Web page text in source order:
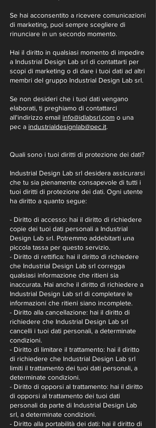
Se hai acconsentito a ricevere comunicazioni
di marketing, puoi sempre scegliere di
rinunciare in un secondo momento.
Hai il diritto in qualsiasi momento di impedire
a Industrial Design Lab srl di contattarti per
scopi di marketing o di dare i tuoi dati ad altri
membri del gruppo Industrial Design Lab srl.
Se non desideri che i tuoi dati vengano
elaborati, ti preghiamo di contattarci
all'indirizzo email info@idlabsrl.com o una
pec a industrialdesignlab@pec.it.
Quali sono i tuoi diritti di protezione dei dati?
Industrial Design Lab srl desidera assicurarsi
che tu sia pienamente consapevole di tutti i
tuoi diritti di protezione dei dati. Ogni utente
ha diritto a quanto segue:
- Diritto di accesso: hai il diritto di richiedere
copie dei tuoi dati personali a Industrial
Design Lab srl. Potremmo addebitarti una
piccola tassa per questo servizio.
- Diritto di rettifica: hai il diritto di richiedere
che Industrial Design Lab srl corregga
qualsiasi informazione che ritieni sia
inaccurata. Hai anche il diritto di richiedere a
Industrial Design Lab srl di completare le
informazioni che ritieni siano incomplete.
- Diritto alla cancellazione: hai il diritto di
richiedere che Industrial Design Lab srl
cancelli i tuoi dati personali, a determinate
condizioni.
- Diritto di limitare il trattamento: hai il diritto
di richiedere che Industrial Design Lab srl
limiti il trattamento dei tuoi dati personali, a
determinate condizioni.
- Diritto di opporsi al trattamento: hai il diritto
di opporsi al trattamento dei tuoi dati
personali da parte di Industrial Design Lab
srl, a determinate condizioni.
- Diritto alla portabilità dei dati: hai il diritto di